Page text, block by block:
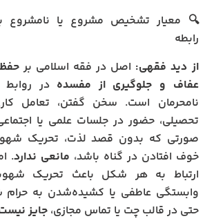
🔍 معیار تشخیص مشروع یا نامشروع
رابطه
از دید فقهی: اصل در فقه اسلامی بر
عفاف و جلوگیری از مفسده در روابط
نامحرمان است. سخن گفتن، تعامل
تحصیلی، حضور در جلسات علمی یا
صورتی که بدون قصد لذت، تحریک
خوف افتادن در گناه باشد، مانعی ندارد.
ارتباط به هر شکل باعث تحریک
وابستگی عاطفی یا کشیده‌شدن به حرام
حتی در قالب چت یا تماس مجازی،جایز